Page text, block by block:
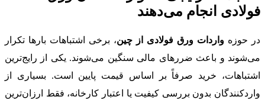
فولادی انجام می‌دهند
در حوزه واردات ورق فولادی از چین، برخی اشتباهات بارها تکرار
می‌شوند و باعث ضررهای مالی سنگین می‌شوند. یکی از رایج‌ترین
اشتباهات، خرید صرفاً بر اساس قیمت پایین است. بسیاری از
واردکنندگان بدون بررسی کیفیت یا اعتبار کارخانه، فقط ارزان‌ترین